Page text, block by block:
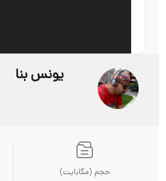
یونس بنا
حجم (مگابایت)